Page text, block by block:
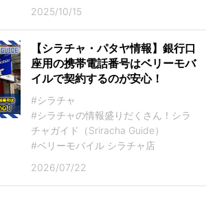
2025/10/15
【シラチャ・パタヤ情報】銀行口
座用の携帯電話番号はベリーモバ
イルで契約するのが安心！
#シラチャ
#シラチャの情報盛りだくさん！シラ
チャガイド（Sriracha Guide）
#ベリーモバイル シラチャ店
2026/07/22